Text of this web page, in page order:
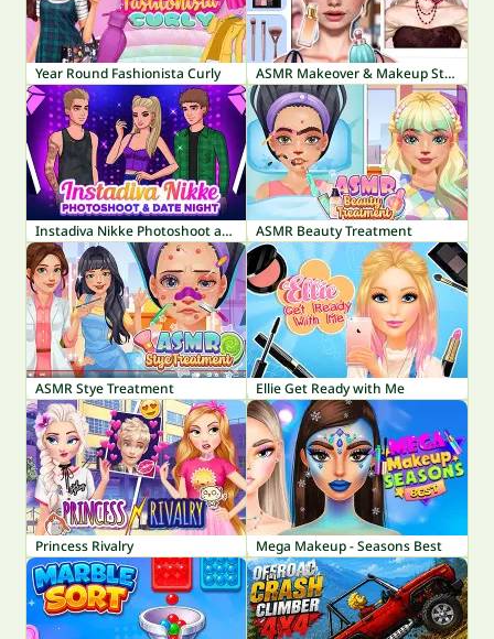
Year Round Fashionista Curly ASMR Makeover & Makeup Studio
Instadiva Nikke Photoshoot and Date Night ASMR Beauty Treatment
ASMR Stye Treatment Ellie Get Ready with Me
Princess Rivalry Mega Makeup - Seasons Best